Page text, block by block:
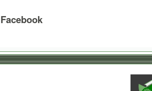
Facebook